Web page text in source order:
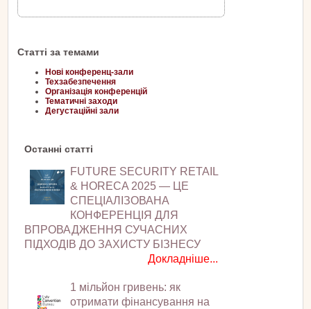
Статті за темами
Нові конференц-зали
Техзабезпечення
Організація конференцій
Тематичні заходи
Дегустаційні зали
Останні статті
FUTURE SECURITY RETAIL
& HORECA 2025 — ЦЕ
СПЕЦІАЛІЗОВАНА
КОНФЕРЕНЦІЯ ДЛЯ
ВПРОВАДЖЕННЯ СУЧАСНИХ
ПІДХОДІВ ДО ЗАХИСТУ БІЗНЕСУ
Докладніше...
1 мільйон гривень: як
отримати фінансування на